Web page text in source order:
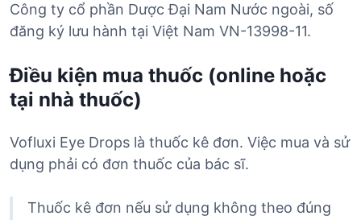
Công ty cổ phần Dược Đại Nam Nước ngoài, số
đăng ký lưu hành tại Việt Nam VN-13998-11.
Điều kiện mua thuốc (online hoặc
tại nhà thuốc)
Vofluxi Eye Drops là thuốc kê đơn. Việc mua và sử
dụng phải có đơn thuốc của bác sĩ.
Thuốc kê đơn nếu sử dụng không theo đúng